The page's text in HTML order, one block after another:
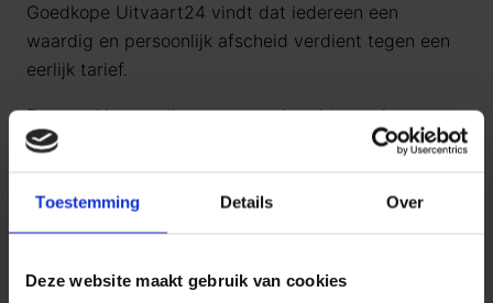
Toestemming Details Over
Deze website maakt gebruik van cookies
Goedkope Uitvaart24 vindt dat iedereen een
waardig en persoonlijk afscheid verdient tegen een
eerlijk tarief.
Daarom kiezen wij ervoor standaard te werken met
uitvaartpakketten. Door onze landelijke dekking en
aansluiten bij de meest voorkomende
uitvaartwensen. In één oogopslag ziet u al uw opties
op deze manier alleen voor datgene wat u wilt